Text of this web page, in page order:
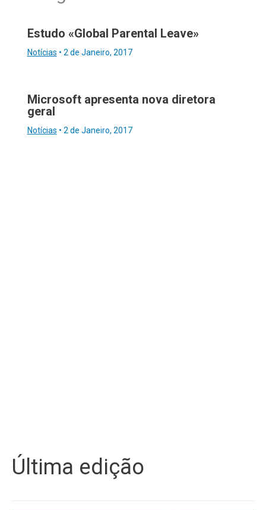
Estudo «Global Parental Leave»
Notícias • 2 de Janeiro, 2017
Microsoft apresenta nova diretora
geral
Notícias • 2 de Janeiro, 2017
Última edição